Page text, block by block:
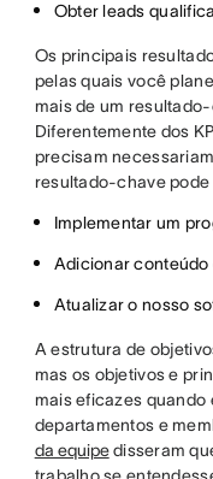
Obter leads
Os principais
pelas quais você
mais de um
Diferentemente dos
precisam
resultado-chave
Implementar um
Adicionar conteúdo
Atualizar o nosso
A estrutura de
mas os objetivos e
mais eficazes
departamentos e
da equipedisseram